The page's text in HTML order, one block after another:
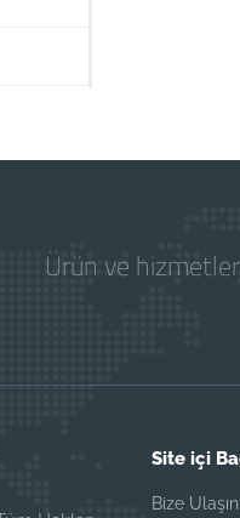
Ürün ve
Site içi
Bize Ulaşın